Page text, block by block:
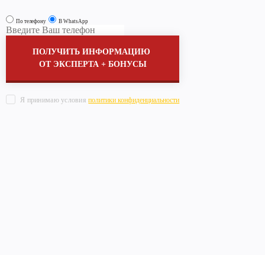
По телефону В WhatsApp
ПОЛУЧИТЬ ИНФОРМАЦИЮ
ОТ ЭКСПЕРТА + БОНУСЫ
Я принимаю условияполитики конфиденциальности